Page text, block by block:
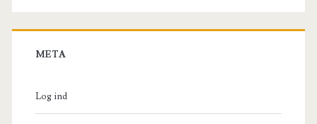
META
Log ind